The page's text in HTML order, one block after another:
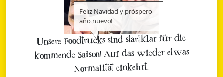
Feliz Navidad y próspero
año nuevo!
Unsere Foodtrucks sind startklar für die
kommende Saison! Auf das wieder etwas
Normalität einkehrt.